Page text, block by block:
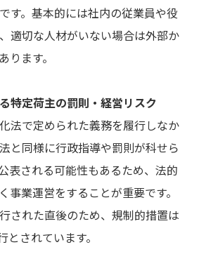
す。基本的には社内の従業員や役
適切な人材がいない場合は外部か
ります。
特定荷主の罰則・経営リスク
法で定められた義務を履行しなか
と同様に行政指導や罰則が科せら
表される可能性もあるため、法的
事業運営をすることが重要です。
された直後のため、規制的措置は
されています。